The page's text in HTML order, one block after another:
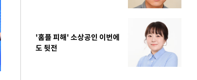
'홈플 피해' 소상공인 이번에
도 뒷전